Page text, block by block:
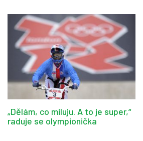
„Dělám, co miluju. A to je super,“
raduje se olympionička